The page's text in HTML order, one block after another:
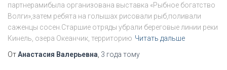
партнерамибыла организована выставка «Рыбное богатство
Волги»,затем ребята на голышах рисовали рыб,поливали
саженцы сосен.Старшие отряды убрали береговые линии реки
Кинель, озера Океанчик, территорию Читать дальше
ОтАнастасия Валерьевна 3 года тому